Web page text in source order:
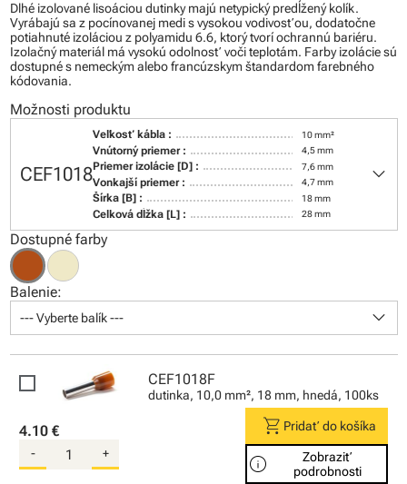
Dlhé izolované lisoáciou dutinky majú netypický predĺžený kolík.
Vyrábajú sa z pocínovanej medi s vysokou vodivosťou, dodatočne
potiahnuté izoláciou z polyamidu 6.6, ktorý tvorí ochrannú bariéru.
Izolačný materiál má vysokú odolnosť voči teplotám. Farby izolácie sú
dostupné s nemeckým alebo francúzskym štandardom farebného
kódovania.
Možnosti produktu
CEF1018
Veľkosť kábla : 10 mm²
Vnútorný priemer : 4,5 mm
Priemer izolácie [D] : 7,6 mm
Vonkajší priemer : 4,7 mm
Šírka [B] : 18 mm
Celková dĺžka [L] : 28 mm
keyboard_arrow_down
Dostupné farby
Balenie:
--- Vyberte balík --- keyboard_arrow_down
CEF1018F
dutinka, 10,0 mm², 18 mm, hnedá, 100ks
4.10 €
- +
shopping_cart Pridať do košíka
info
Zobraziť
podrobnosti